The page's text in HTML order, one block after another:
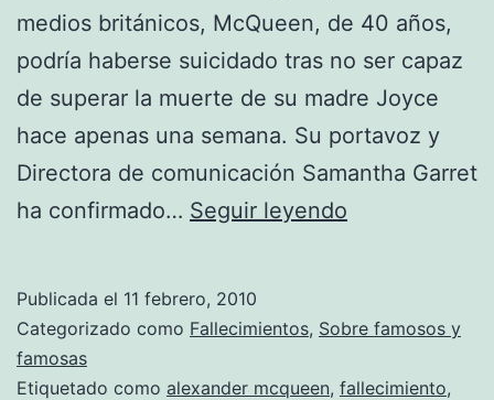
medios británicos, McQueen, de 40 años,
podría haberse suicidado tras no ser capaz
de superar la muerte de su madre Joyce
hace apenas una semana. Su portavoz y
Directora de comunicación Samantha Garret
ha confirmado… Seguir leyendo
Publicada el 11 febrero, 2010
Categorizado como Fallecimientos, Sobre famosos y
famosas
Etiquetado como alexander mcqueen, fallecimiento,